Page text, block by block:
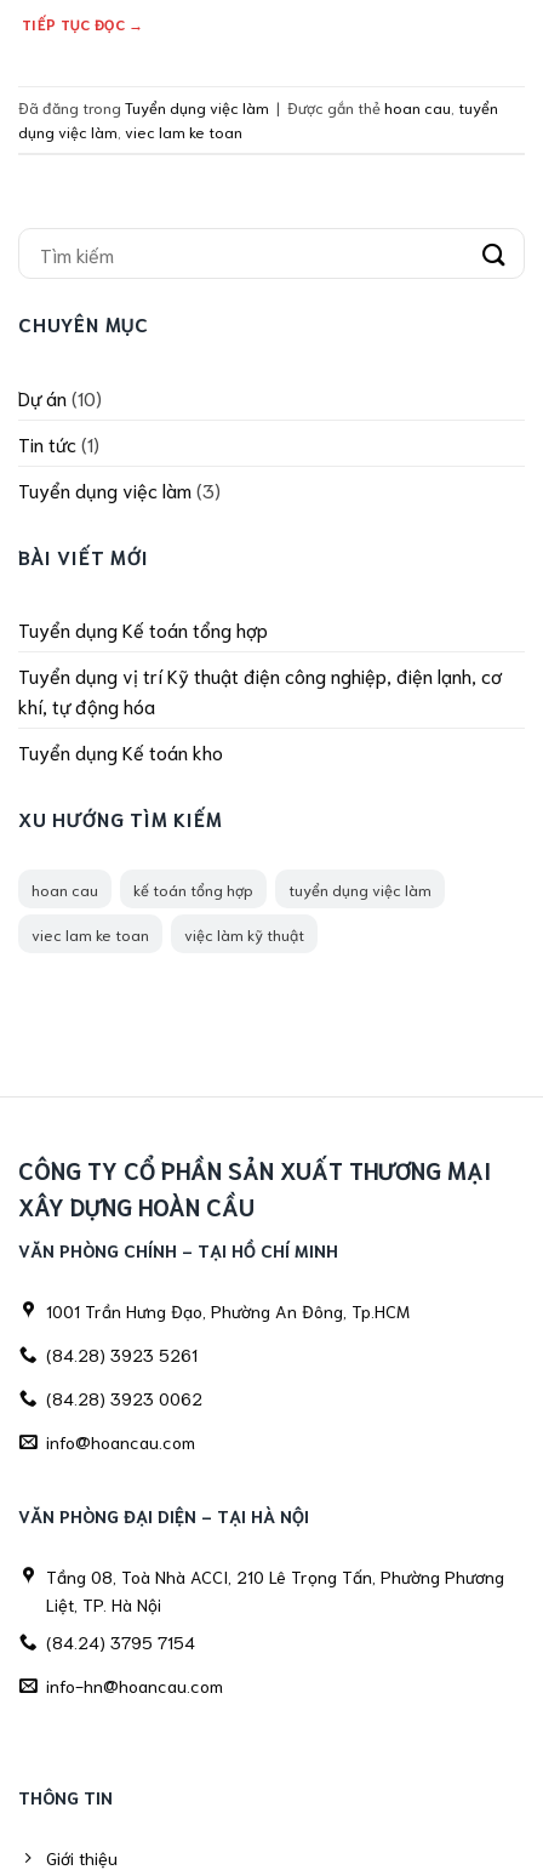
TIẾP TỤC ĐỌC →
Đã đăng trong Tuyển dụng việc làm | Được gắn thẻhoan cau tuyển
dụng việc làm viec lam ke toan
CHUYÊN MỤC
Dự án(10)
Tin tức (1)
Tuyển dụng việc làm(3)
BÀI VIẾT MỚI
Tuyển dụng Kế toán tổng hợp
Tuyển dụng vị trí Kỹ thuật điện công nghiệp, điện lạnh, cơ
khí, tự động hóa
Tuyển dụng Kế toán kho
XU HƯỚNG TÌM KIẾM
hoan cau kế toán tổng hợp tuyển dụng việc làm
viec lam ke toan việc làm kỹ thuật
CÔNG TY CỔ PHẦN SẢN XUẤT THƯƠNG MẠI
XÂY DỰNG HOÀN CẦU
VĂN PHÒNG CHÍNH - TẠI HỒ CHÍ MINH
1001 Trần Hưng Đạo, Phường An Đông, Tp.HCM
(84.28) 3923 5261
(84.28) 3923 0062
info@hoancau.com
VĂN PHÒNG ĐẠI DIỆN - TẠI HÀ NỘI
Tầng 08, Toà Nhà ACCI, 210 Lê Trọng Tấn, Phường Phương
Liệt, TP. Hà Nội
(84.24) 3795 7154
info-hn@hoancau.com
THÔNG TIN
Giới thiệu